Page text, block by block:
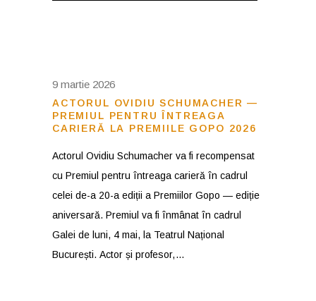
9 martie 2026
ACTORUL OVIDIU SCHUMACHER —
PREMIUL PENTRU ÎNTREAGA
CARIERĂ LA PREMIILE GOPO 2026
Actorul Ovidiu Schumacher va fi recompensat
cu Premiul pentru întreaga carieră în cadrul
celei de-a 20-a ediții a Premiilor Gopo — ediție
aniversară. Premiul va fi înmânat în cadrul
Galei de luni, 4 mai, la Teatrul Național
București. Actor și profesor,